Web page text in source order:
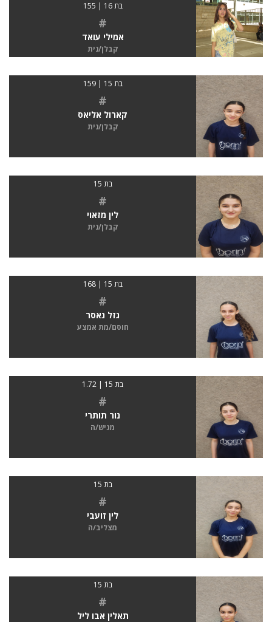
בת 16 | 155
#
אמילי עואד
קבלן/נית
בת 15 | 159
#
קארול אליאס
קבלן/נית
בת 15
#
לין מזאוי
קבלן/נית
בת 15 | 168
#
גזל נאסר
חוסם/מת אמצע
בת 15 | 1.72
#
נור תותרי
מגיש/ה
בת 15
#
לין זועבי
מצליב/ה
בת 15
#
תאלין אבו ליל